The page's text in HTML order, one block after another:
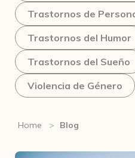
Trastornos de
Trastornos del Humor
Trastornos del Sueño
Violencia de Género
Home Blog